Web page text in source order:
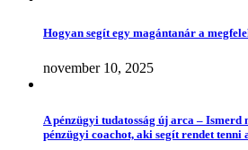
Hogyan segít egy magántanár a
november 10, 2025
A pénzügyi tudatosság új arca – Ismerd
pénzügyi coachot, aki segít rendet tenni